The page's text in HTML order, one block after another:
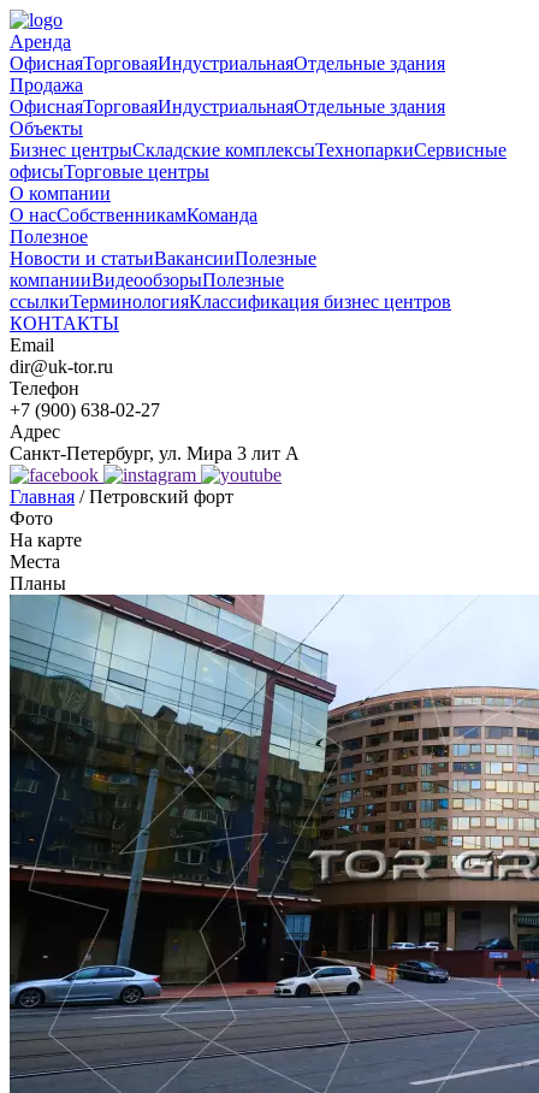
Аренда
ОфиснаяТорговаяИндустриальнаяОтдельные здания
Продажа
ОфиснаяТорговаяИндустриальнаяОтдельные здания
Объекты
Бизнес центрыСкладские комплексыТехнопаркиСервисные
офисыТорговые центры
О компании
О насСобственникамКоманда
Полезное
Новости и статьиВакансииПолезные
компанииВидеообзорыПолезные
ссылкиТерминологияКлассификация бизнес центров
КОНТАКТЫ
Email
dir@uk-tor.ru
Телефон
+7 (900) 638-02-27
Адрес
Санкт-Петербург, ул. Мира 3 лит А
Главная /Петровский форт
Фото
На карте
Места
Планы